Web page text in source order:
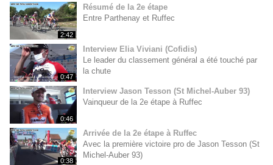
2:42
Résumé de la 2e étape
Entre Parthenay et Ruffec
0:47
Interview Elia Viviani (Cofidis)
Le leader du classement général a été touché par
la chute
0:46
Interview Jason Tesson (St Michel-Auber 93)
Vainqueur de la 2e étape à Ruffec
0:38
Arrivée de la 2e étape à Ruffec
Avec la première victoire pro de Jason Tesson (St
Michel-Auber 93)